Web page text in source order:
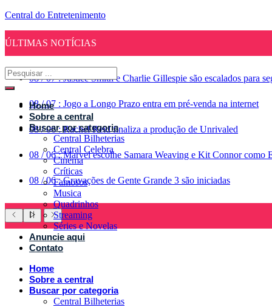
Central do Entretenimento
ÚLTIMAS NOTÍCIAS
08 / 07 : Justice Smith e Charlie Gillespie são escalados para
08 / 07 : Jogo a Longo Prazo entra em pré-venda na internet
08 / 06 : Rachel Reid finaliza a produção de Unrivaled
08 / 06 : Marvel escolhe Samara Weaving e Kit Connor como
08 / 06 : Gravações de Gente Grande 3 são iniciadas
Home
Sobre a central
Buscar por categoria
Central Bilheterias
Central Celebra
Cinema
Críticas
Famosos
Musica
Quadrinhos
Streaming
Séries e Novelas
Anuncie aqui
Contato
Home
Sobre a central
Buscar por categoria
Central Bilheterias